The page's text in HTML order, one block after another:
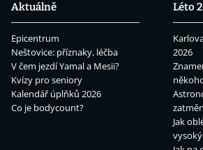
Aktuálně
Epicentrum
Neštovice: příznaky, léčba
V čem jezdí Yamal a Mesii?
Kvízy pro seniory
Kalendář úplňků 2026
Co je bodycount?
Léto
2026
Jak